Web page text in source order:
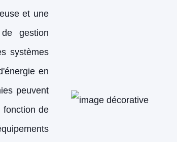
et une
gestion
systèmes
en
peuvent
fonction de